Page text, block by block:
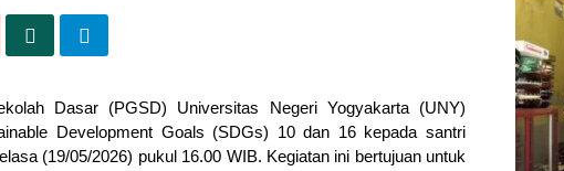
Dasar (PGSD) Universitas Negeri Yogyakarta (UNY)
Development Goals (SDGs) 10 dan 16 kepada santri
(19/05/2026) pukul 16.00 WIB. Kegiatan ini bertujuan untuk